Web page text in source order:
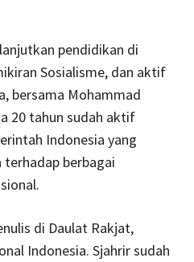
pendidikan di
Sosialisme, dan aktif
bersama Mohammad
20 tahun sudah aktif
Indonesia yang
terhadap berbagai
di Daulat Rakjat,
Indonesia. Sjahrir sudah